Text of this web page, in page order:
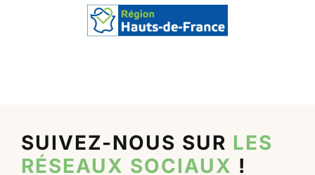
SUIVEZ-NOUS SUR LES
RÉSEAUX SOCIAUX !